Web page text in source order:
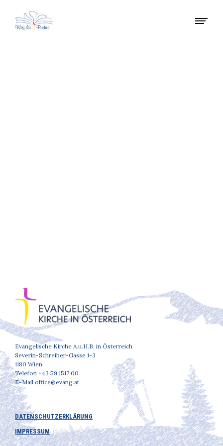
Evangelische Kirche A.u.H.B. in Österreich
Severin-Schreiber-Gasse 1-3
1180 Wien
Telefon +43 59 1517 00
E-Mail office@evang.at
DATENSCHUTZERKLÄRUNG
IMPRESSUM